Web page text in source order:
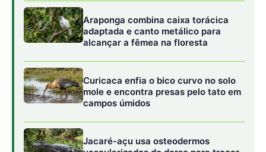
O papel da sucuri no equilíbrio hídrico e
terrestre
A presença da sucuri-verde em um ecossistema é um
indicador de saúde ambiental. Como predador de topo,
ela exerce o que os ecologistas chamam de controle
carnívoros menores, a sucuri impede que certas
espécies se tornem superpopulações, o que poderia